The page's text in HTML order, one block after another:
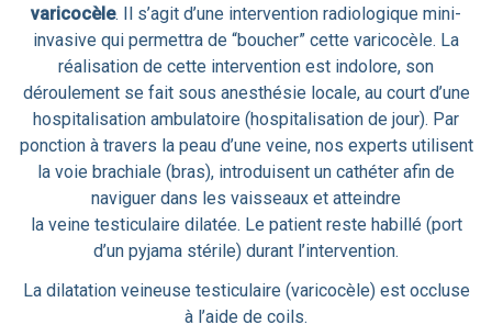
varicocèle. Il s’agit d’une intervention radiologique mini-
invasive qui permettra de “boucher” cette varicocèle. La
réalisation de cette intervention est indolore, son
déroulement se fait sous anesthésie locale, au court d’une
hospitalisation ambulatoire (hospitalisation de jour). Par
ponction à travers la peau d’une veine, nos experts utilisent
la voie brachiale (bras), introduisent un cathéter afin de
naviguer dans les vaisseaux et atteindre
la veine testiculaire dilatée. Le patient reste habillé (port
d’un pyjama stérile) durant l’intervention.
La dilatation veineuse testiculaire (varicocèle) est occluse
à l’aide de coils.